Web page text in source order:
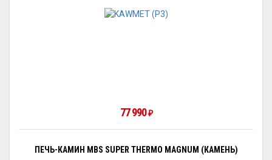
77 990 ₽
ПЕЧЬ-КАМИН MBS SUPER THERMO MAGNUM (КАМЕНЬ)